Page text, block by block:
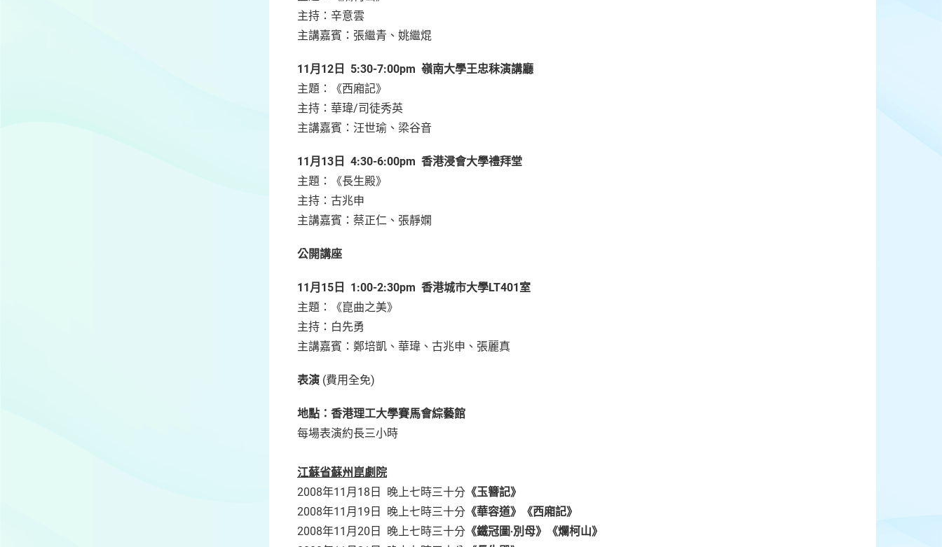
主持：辛意雲
主講嘉賓：張繼青、姚繼焜
11月 12 日 5:30-7:00pm 嶺南大學王忠秣演講廳
主題：《西廂記》
主持：華瑋/司徒秀英
主講嘉賓：汪世瑜、梁谷音
11月 13 日 4:30-6:00pm 香港浸會大學禮拜堂
主題：《長生殿》
主持：古兆申
主講嘉賓：蔡正仁、張靜嫻
公開講座
11月 15 日 1:00-2:30pm 香港城市大學LT401室
主題：《崑曲之美》
主持：白先勇
主講嘉賓：鄭培凱、華瑋、古兆申、張麗真
表演 (費用全免)
地點：香港理工大學賽馬會綜藝館
每場表演約長三小時
江蘇省蘇州崑劇院
2008年11月18日 晚上七時三十分 《玉簪記》
2008年11月19日 晚上七時三十分 《華容道》《西廂記》
2008年11月20日 晚上七時三十分 《鐵冠圖‧別母》《爛柯山》